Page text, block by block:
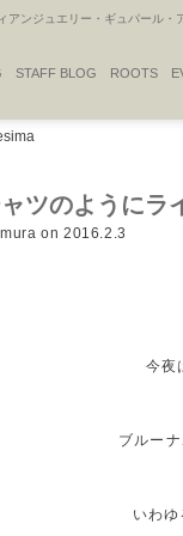
アンジュエリー・ギュパール
STAFF BLOG ROOTS
ツのようにラ
on 2016.2.3
今夜
ブルー
いわ